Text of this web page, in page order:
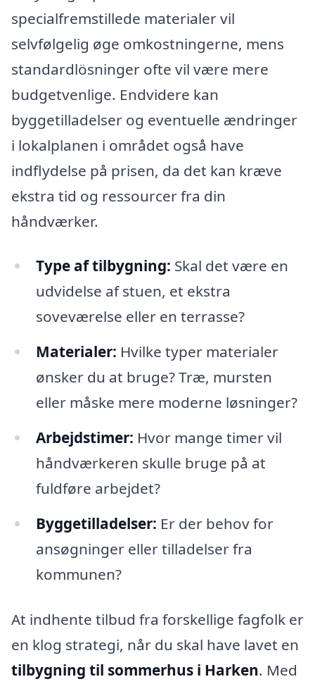
specialfremstillede materialer vil
selvfølgelig øge omkostningerne, mens
standardlösninger ofte vil være mere
budgetvenlige. Endvidere kan
byggetilladelser og eventuelle ændringer
i lokalplanen i området også have
indflydelse på prisen, da det kan kræve
ekstra tid og ressourcer fra din
håndværker.
Type af tilbygning: Skal det være en
udvidelse af stuen, et ekstra
soveværelse eller en terrasse?
Materialer: Hvilke typer materialer
ønsker du at bruge? Træ, mursten
eller måske mere moderne løsninger?
Arbejdstimer: Hvor mange timer vil
håndværkeren skulle bruge på at
fuldføre arbejdet?
Byggetilladelser: Er der behov for
ansøgninger eller tilladelser fra
kommunen?
At indhente tilbud fra forskellige fagfolk er
en klog strategi, når du skal have lavet en
tilbygning til sommerhus i Harken. Med